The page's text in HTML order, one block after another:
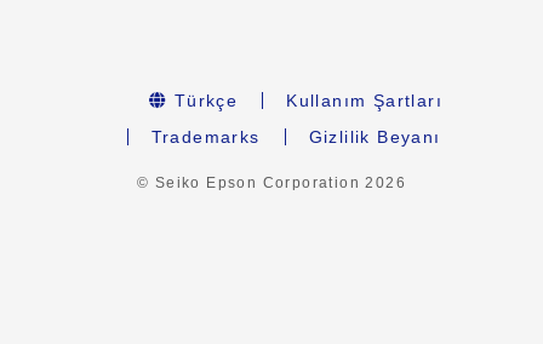
Türkçe
Kullanım Şartları
Trademarks
Gizlilik Beyanı
© Seiko Epson Corporation2026